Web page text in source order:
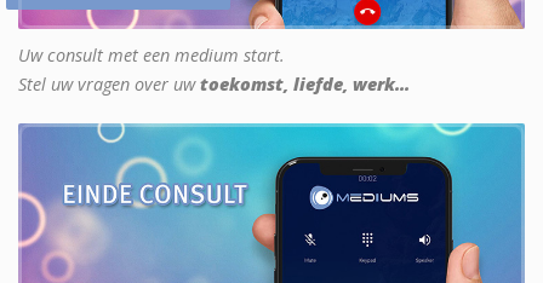
Uw consult met een medium start.
Stel uw vragen over uwtoekomst, liefde, werk...